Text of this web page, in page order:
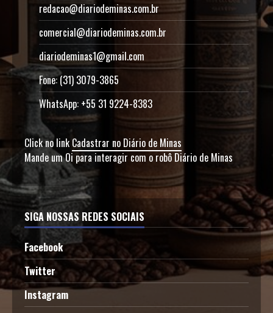
redacao@diariodeminas.com.br
comercial@diariodeminas.com.br
diariodeminas1@gmail.com
Fone: (31) 3079-3865
WhatsApp: +55 31 9224-8383
Click no link Cadastrar no Diário de Minas
Mande um Oi para interagir com o robô Diário de Minas
SIGA NOSSAS REDES SOCIAIS
Facebook
Twitter
Instagram